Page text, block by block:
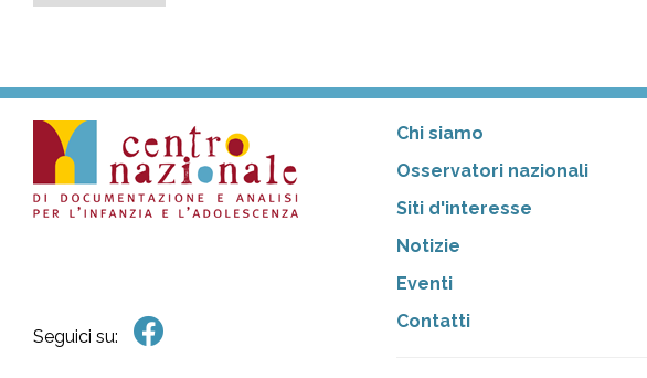
Seguici su:
Chi siamo
Osservatori nazionali
Siti d'interesse
Notizie
Eventi
Contatti